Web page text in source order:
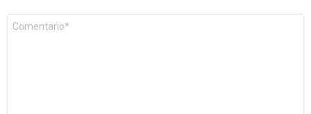
Comentario